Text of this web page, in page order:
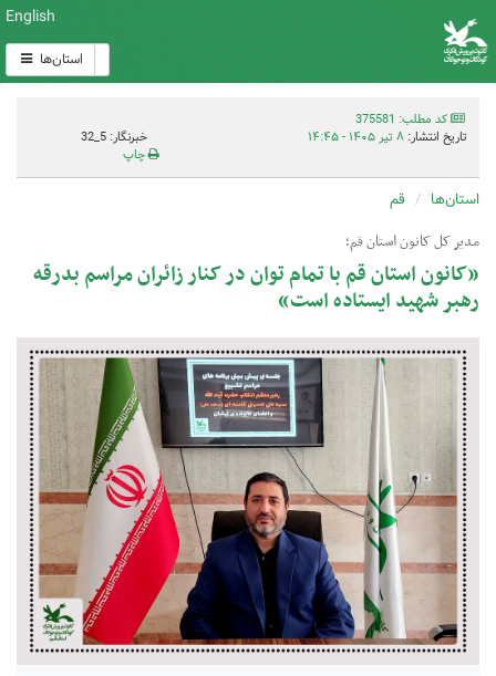
English
استان‌ها
کد مطلب: 375581
تاریخ انتشار: ۸ تیر ۱۴۰۵ - ۱۴:۴۵
خبرنگار: 5_32
چاپ
استان‌ها قم
مدیر کل کانون استان قم؛
«کانون استان قم با تمام توان در کنار زائران مراسم بدرقه
رهبر شهید ایستاده است»